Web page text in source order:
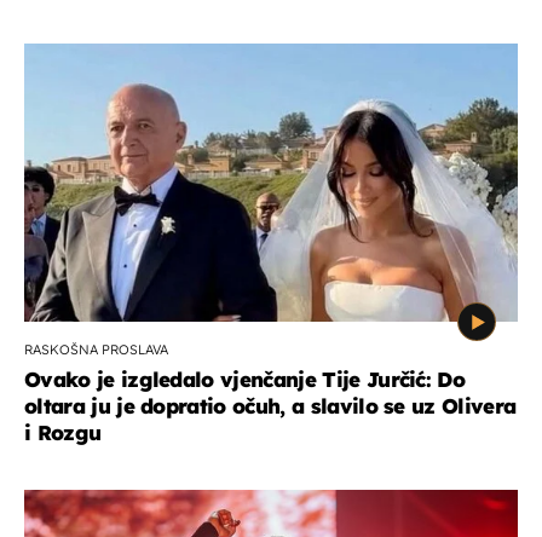
RASKOŠNA PROSLAVA
Ovako je izgledalo vjenčanje Tije Jurčić: Do
oltara ju je dopratio očuh, a slavilo se uz Olivera
i Rozgu